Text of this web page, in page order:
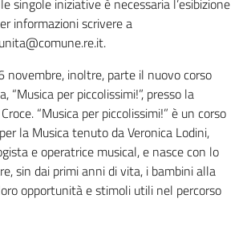
singole iniziative è necessaria l’esibizione
informazioni scrivere a
novembre, inoltre, parte il nuovo corso
“Musica per piccolissimi!”, presso la
“Musica per piccolissimi!” è un corso
la Musica tenuto da Veronica Lodini,
e operatrice musical, e nasce con lo
sin dai primi anni di vita, i bambini alla
opportunità e stimoli utili nel percorso